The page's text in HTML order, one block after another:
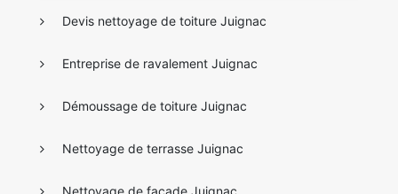
Devis nettoyage de toiture Juignac
Entreprise de ravalement Juignac
Démoussage de toiture Juignac
Nettoyage de terrasse Juignac
Nettoyage de façade Juignac